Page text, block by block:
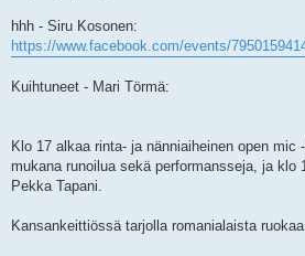
hhh - Siru Kosonen:
https://www.facebook.com/events/
Kuihtuneet - Mari Törmä:
Klo 17 alkaa rinta- ja nänniaiheinen open mic
mukana runoilua sekä performansseja, ja klo
Pekka Tapani.
Kansankeittiössä tarjolla romanialaista